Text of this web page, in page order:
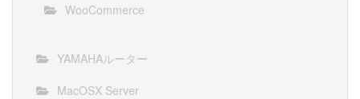
WooCommerce
YAMAHAルーター
MacOSX Server